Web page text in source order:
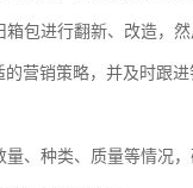
包进行翻新、改造，
营销策略，并及时跟进
、种类、质量等情况，